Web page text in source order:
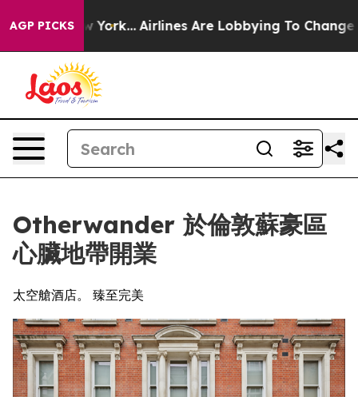
AGP PICKS
York... Airlines Are Lobbying To Change Airfare
Otherwander 於倫敦蘇豪區
心臟地帶開業
太空艙酒店。 臻至完美